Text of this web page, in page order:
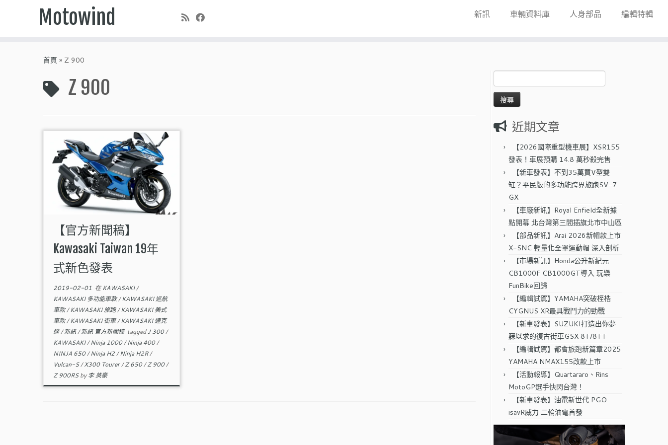
Motowind 新訊 車輛資料庫 人身部品 編輯特輯
首頁 » Z 900
Z 900
【官方新聞稿】
Kawasaki Taiwan 19年
式新色發表
2019-02-01 在KAWASAKI/
KAWASAKI 多功能車款/KAWASAKI 巡航
車款/KAWASAKI 旅跑/KAWASAKI 美式
車款/KAWASAKI 街車/KAWASAKI 速克
達/新訊/新訊 官方新聞稿 taggedJ 300/
KAWASAKI/Ninja 1000/Ninja 400/
NINJA 650/Ninja H2/Ninja H2R/
Vulcan-S/X300 Tourer/Z 650/Z 900/
Z 900RSby李 英豪
尋
鍵
近期文章
【2026國際重型機車展】XSR155
發表！車展預購 14.8 萬秒殺完售
【新車發表】不到35萬買V型雙
缸？平民版的多功能跨界旅跑SV-7
GX
【車廠新訊】Royal Enfield全新據
點開幕 北台灣第三間插旗北市中山區
【部品新訊】Arai 2026新帽款上市
X-SNC 輕量化全罩運動帽 深入剖析
【市場新訊】Honda公升新紀元
CB1000F CB1000GT導入 玩樂
FunBike回歸
【編輯試駕】YAMAHA突破桎梏
CYGNUS XR最具戰鬥力的勁戰
【新車發表】SUZUKI打造出你夢
寐以求的復古街車GSX 8T/8TT
【編輯試駕】都會旅跑新篇章2025
YAMAHA NMAX155改款上市
【活動報導】Quartararo、Rins
MotoGP選手快閃台灣！
【新車發表】油電新世代 PGO
isavR威力 二輪油電首發